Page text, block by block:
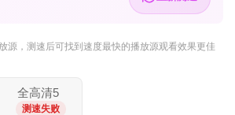
源 ，测速后可找到速度最快的播放源观看效果更佳
全高清5
测速失败